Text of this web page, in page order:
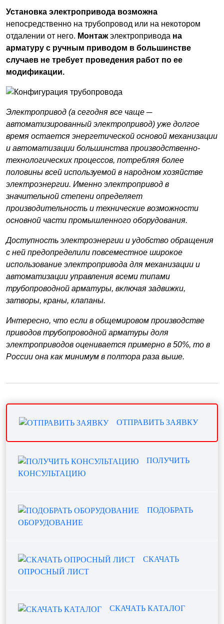
Установка электропривода возможна
непосредственно на трубопровод или на некотором
отдалении от него. Монтажэлектропривода на
арматуру с ручным приводом в большинстве
случаев не требует проведения работ по ее
модификации.
Электропривод (а сегодня все чаще ─
автоматизированный электропривод) уже долгое
время остается энергетической основой механизации
и автоматизации большинства производственно-
технологических процессов, потребляя более
половины всей используемой в народном хозяйстве
электроэнергии. Именно электропривод в
значительной степени определяет
производительность и технические возможности
основной части промышленного оборудования.
Доступность электроэнергии и удобство обращения
с ней предопределили повсеместное широкое
использование электропривода для механизации и
автоматизации управления всеми типами
трубопроводной арматуры, включая задвижки,
затворы, краны, клапаны.
Интересно, что если в общемировом производстве
приводов трубопроводной арматуры доля
электроприводов оценивается примерно в 50%, то в
России она как минимум в полтора раза выше.
ОТПРАВИТЬ ЗАЯВКУ
ПОЛУЧИТЬ
КОНСУЛЬТАЦИЮ
ПОДОБРАТЬ
ОБОРУДОВАНИЕ
СКАЧАТЬ
ОПРОСНЫЙ ЛИСТ
СКАЧАТЬ КАТАЛОГ